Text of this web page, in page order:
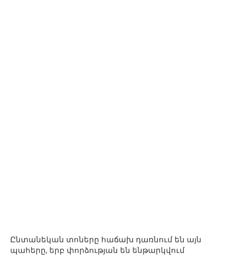
Ընտանեկան տոները հաճախ դառնում են այն
պահերը, երբ փորձության են ենթարկվում